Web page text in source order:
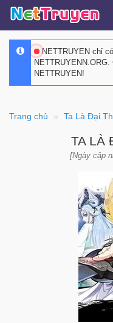
NETTRUYEN chỉ
NETTRUYEN!
Trang chủ Ta Là Đại
TA LÀ
[Ngày cập